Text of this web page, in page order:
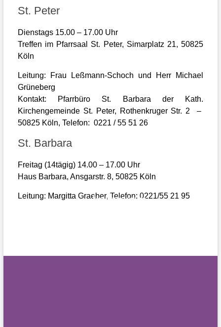
St. Peter
Dienstags 15.00 – 17.00 Uhr
Treffen im Pfarrsaal St. Peter, Simarplatz 21, 50825
Köln
Leitung: Frau Leßmann-Schoch und Herr Michael
Grüneberg
Kontakt: Pfarrbüro St. Barbara der Kath.
Kirchengemeinde St. Peter, Rothenkruger Str. 2 –
50825 Köln, Telefon: 0221 / 55 51 26
St. Barbara
Freitag (14tägig) 14.00 – 17.00 Uhr
Haus Barbara, Ansgarstr. 8, 50825 Köln
Leitung: Margitta Graeber, Telefon: 0221/55 21 95
Impressum